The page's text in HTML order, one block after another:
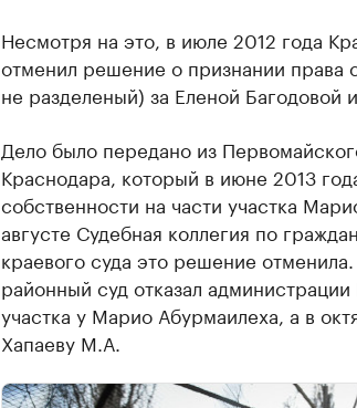
Несмотря на это, в июле 2012 года
отменил решение о признании права
не разделеный) за Еленой Багодовой
Дело было передано из
Краснодара, который в июне 2013
собственности на части участка
августе Судебная коллегия по
краевого суда это решение
районный суд отказал
участка у Марио Абурмаилеха, а в
Хапаеву М.А.